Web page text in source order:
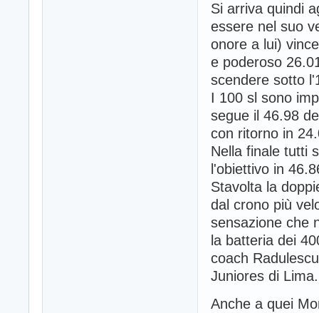
Si arriva quindi
essere nel suo
onore a lui)
e poderoso
scendere sotto
I 100 sl sono
segue il 46.98
con ritorno in
Nella finale tutti
l'obiettivo in
Stavolta la
dal crono più
sensazione che
la batteria dei
coach
Juniores di Lima.
Anche a quei